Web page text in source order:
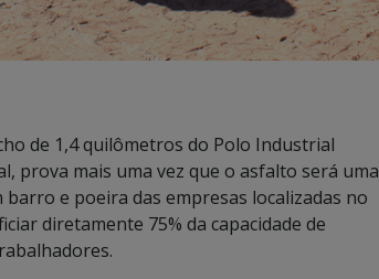
de 1,4 quilômetros do Polo Industrial
prova mais uma vez que o asfalto será uma
e poeira das empresas localizadas no
diretamente 75% da capacidade de